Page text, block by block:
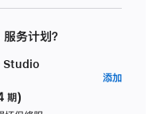
务计划？
Studio
期)
添加